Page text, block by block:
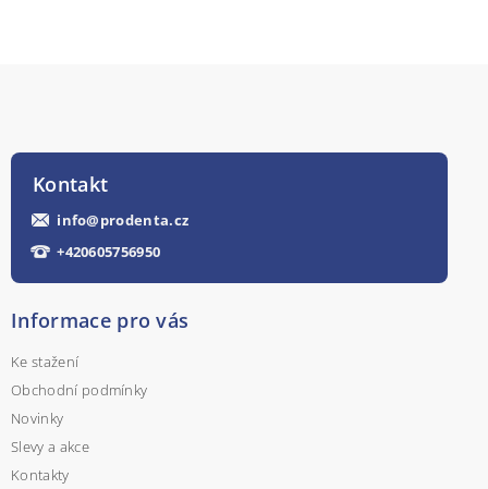
Kontakt
info@prodenta.cz
+420605756950
Informace pro vás
Ke stažení
Obchodní podmínky
Novinky
Slevy a akce
Kontakty